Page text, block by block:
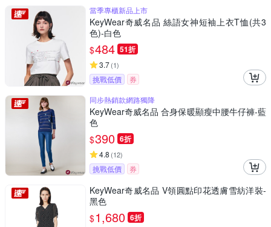
當季專櫃新品上市
KeyWear奇威名品 絲語女神短袖上衣T恤(共3
色)-白色
$484 51折
3.7(1)
挑戰低價
券
同步熱銷款網路獨降
KeyWear奇威名品 合身保暖顯瘦中腰牛仔褲-藍
色
$390 6折
4.8 (12)
挑戰低價 券
KeyWear奇威名品 V領圓點印花透膚雪紡洋裝-
黑色
$1,680 6折